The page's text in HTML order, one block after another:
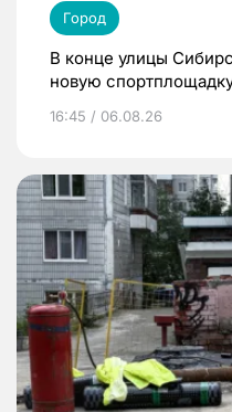
Город
В конце улицы
новую
16:45 / 06.08.26